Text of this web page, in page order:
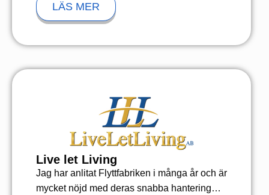
LÄS MER
Live let Living
Jag har anlitat Flyttfabriken i många år och är
mycket nöjd med deras snabba hantering…